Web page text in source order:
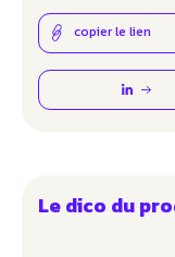
copier le lien
Le dico du